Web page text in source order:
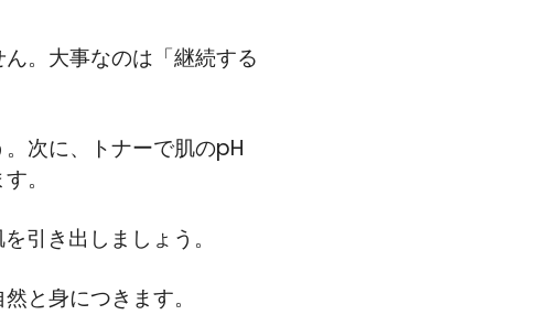
。大事なのは「継続する
次に、トナーで肌のpH
。
引き出しましょう。
と身につきます。